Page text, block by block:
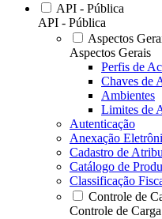
API - Pública
API - Pública
Aspectos
Aspectos Gerais
Perfis de
Chaves de
Ambientes
Limites de
Autenticação
Anexação
Cadastro de
Catálogo de
Classificação
Controle de
Controle de